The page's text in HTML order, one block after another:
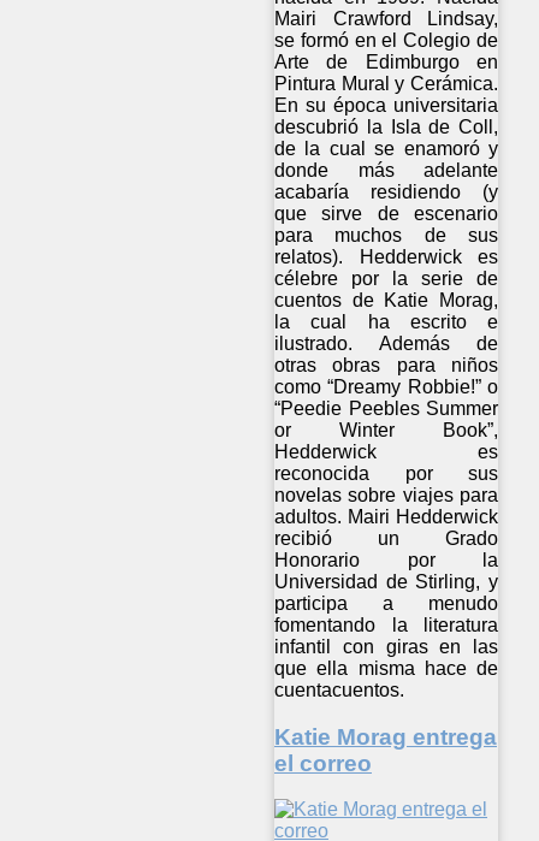
Mairi Crawford Lindsay,
se formó en el Colegio de
Arte de Edimburgo en
Pintura Mural y Cerámica.
En su época universitaria
descubrió la Isla de Coll,
de la cual se enamoró y
donde más adelante
acabaría residiendo (y
que sirve de escenario
para muchos de sus
relatos). Hedderwick es
célebre por la serie de
cuentos de Katie Morag,
la cual ha escrito e
ilustrado. Además de
otras obras para niños
como “Dreamy Robbie!” o
“Peedie Peebles Summer
or Winter Book”,
Hedderwick es
reconocida por sus
novelas sobre viajes para
adultos. Mairi Hedderwick
recibió un Grado
Honorario por la
Universidad de Stirling, y
participa a menudo
fomentando la literatura
infantil con giras en las
que ella misma hace de
cuentacuentos.
Katie Morag entrega
el correo